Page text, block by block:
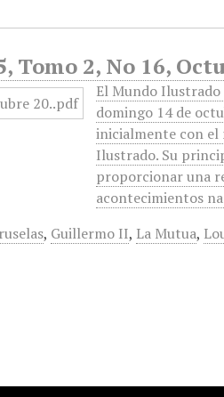
2, No 16,
El Mundo
domingo 14 de
inicialmente con el
Ilustrado. Su
proporcionar una
acontecimientos
, Guillermo II, La Mutua,